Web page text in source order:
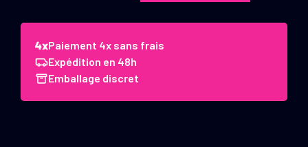
CBM
Bombe
Decontaminant
50ML
Paiement 4x sans frais
Expédition en 48h
Emballage discret